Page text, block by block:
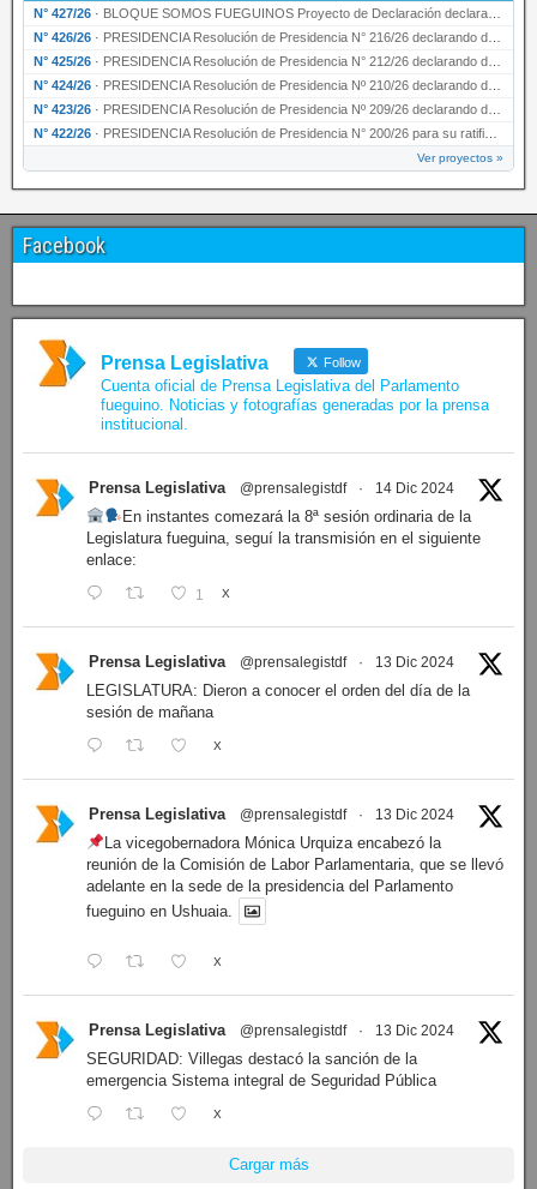
N° 427/26 · BLOQUE SOMOS FUEGUINOS Proyecto de Declaración declarando de interés provincial PRESIDENCI…
N° 426/26 · PRESIDENCIA Resolución de Presidencia N° 216/26 declarando de interés provincial la labor …
N° 425/26 · PRESIDENCIA Resolución de Presidencia N° 212/26 declarando de interés provincial el “50° A…
N° 424/26 · PRESIDENCIA Resolución de Presidencia Nº 210/26 declarando de interés provincial el proyec…
N° 423/26 · PRESIDENCIA Resolución de Presidencia Nº 209/26 declarando de interés provincial la presen…
N° 422/26 · PRESIDENCIA Resolución de Presidencia N° 200/26 para su ratificación.
Ver proyectos »
Facebook
Prensa Legislativa Follow
Cuenta oficial de Prensa Legislativa del Parlamento
fueguino. Noticias y fotografías generadas por la prensa
institucional.
Prensa Legislativa @prensalegistdf · 14 Dic 2024
En instantes comezará la 8ª sesión ordinaria de la
Legislatura fueguina, seguí la transmisión en el siguiente
enlace:
1 X
Prensa Legislativa @prensalegistdf · 13 Dic 2024
LEGISLATURA: Dieron a conocer el orden del día de la
sesión de mañana
X
Prensa Legislativa @prensalegistdf · 13 Dic 2024
La vicegobernadora Mónica Urquiza encabezó la
reunión de la Comisión de Labor Parlamentaria, que se llevó
adelante en la sede de la presidencia del Parlamento
fueguino en Ushuaia.
X
Prensa Legislativa @prensalegistdf · 13 Dic 2024
SEGURIDAD: Villegas destacó la sanción de la
emergencia Sistema integral de Seguridad Pública
X
Cargar más